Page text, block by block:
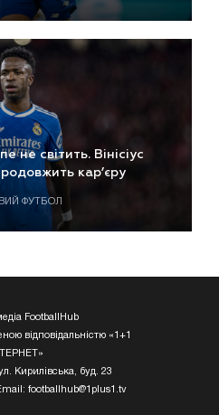
не світить. Вінісіус
кар’єру
ФУТБОЛ
FootballHub
відповідальністю «1+1
Кирилівська, буд. 23
footballhub@1plus1.tv